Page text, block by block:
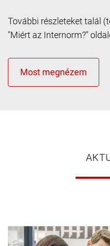
További részleteket talál
"Miért az Internorm?"